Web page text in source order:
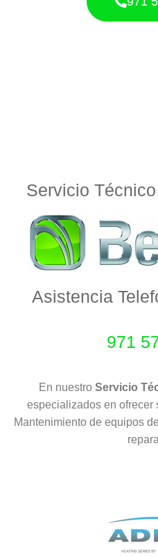
Servicio
Asistencia
971
En nuestro Servicio
especializados en ofrecer
Mantenimiento de equipos